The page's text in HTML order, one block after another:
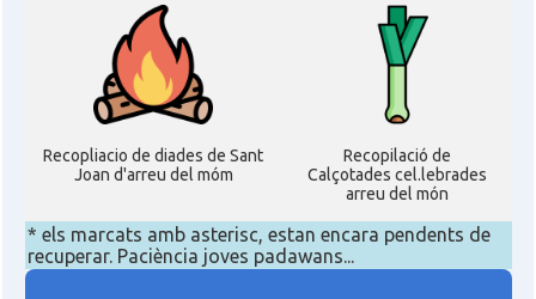
Recopliacio de diades de Sant
Joan d'arreu del móm
Recopilació de
Calçotades cel.lebrades
arreu del món
* els marcats amb asterisc, estan encara pendents de
recuperar. Paciència joves padawans...